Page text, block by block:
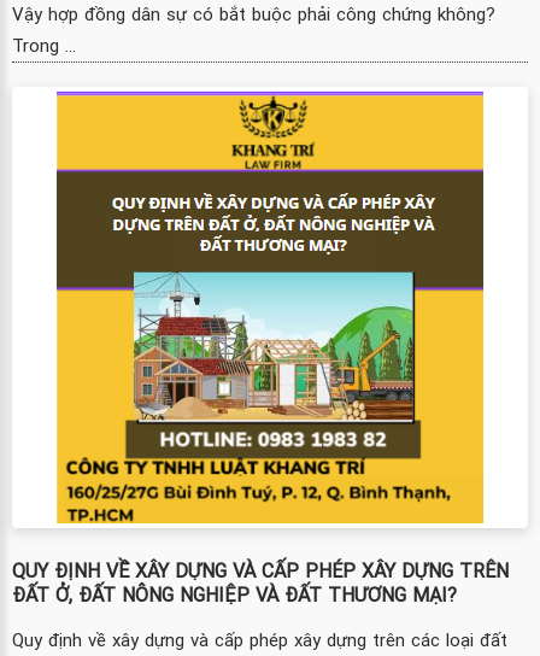
Vậy hợp đồng dân sự có bắt buộc phải công chứng không?
Trong ...
QUY ĐỊNH VỀ XÂY DỰNG VÀ CẤP PHÉP XÂY DỰNG TRÊN
ĐẤT Ở, ĐẤT NÔNG NGHIỆP VÀ ĐẤT THƯƠNG MẠI?
Quy định về xây dựng và cấp phép xây dựng trên các loại đất